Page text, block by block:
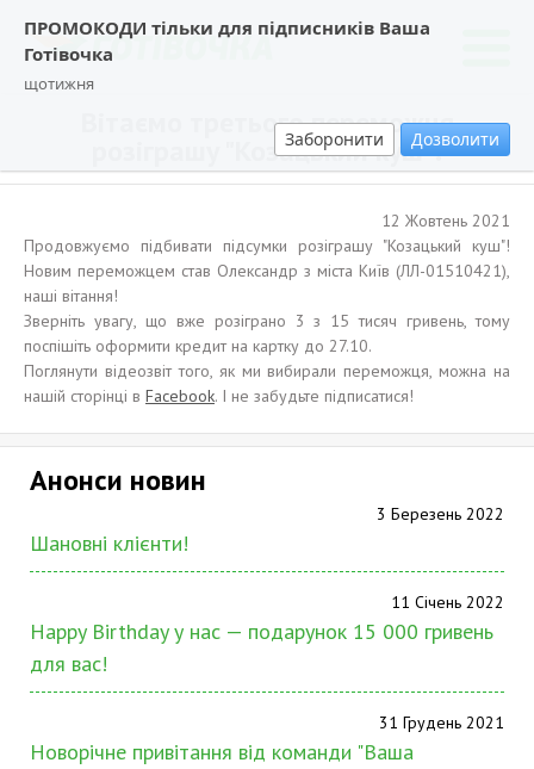
ПРОМОКОДИ тільки для підписників Ваша
Готівочка
щотижня
Заборонити Дозволити
Вітаємо третього переможця
розіграшу "Козацький куш"!
12 Жовтень 2021
Продовжуємо підбивати підсумки розіграшу "Козацький куш"!
Новим переможцем став Олександр з міста Київ (ЛЛ-01510421),
наші вітання!
Зверніть увагу, що вже розіграно 3 з 15 тисяч гривень, тому
поспішіть оформити кредит на картку до 27.10.
Поглянути відеозвіт того, як ми вибирали переможця, можна на
нашій сторінці в Facebook. І не забудьте підписатися!
Анонси новин
3 Березень 2022
Шановні клієнти!
11 Січень 2022
Happy Birthday у нас — подарунок 15 000 гривень
для вас!
31 Грудень 2021
Новорічне привітання від команди "Ваша